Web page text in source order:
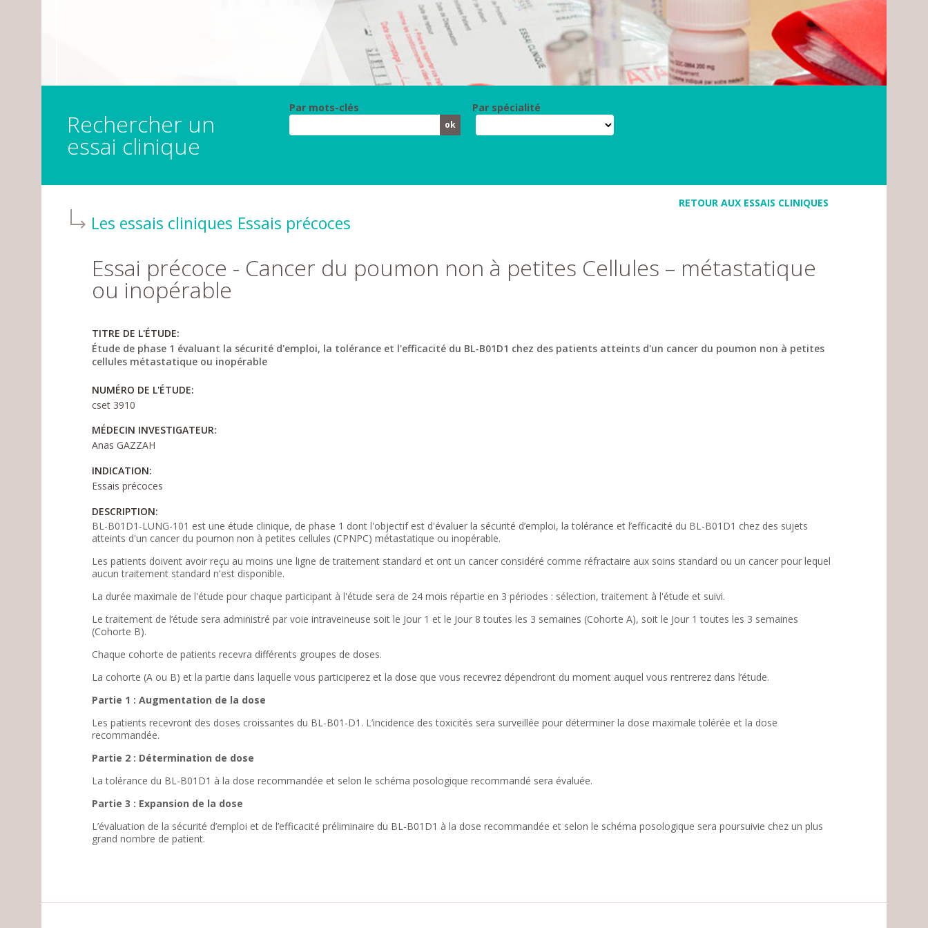
Rechercher un
essai clinique
Par mots-clés Par spécialité
Les essais cliniques Essais précoces
RETOUR AUX ESSAIS CLINIQUES
Essai précoce - Cancer du poumon non à petites Cellules – métastatique
ou inopérable
TITRE DE L'ÉTUDE:
Étude de phase 1 évaluant la sécurité d'emploi, la tolérance et l'efficacité du BL-B01D1 chez des patients atteints d'un cancer du poumon non à petites
cellules métastatique ou inopérable
NUMÉRO DE L'ÉTUDE:
cset 3910
MÉDECIN INVESTIGATEUR:
Anas GAZZAH
INDICATION:
Essais précoces
DESCRIPTION:
BL-B01D1-LUNG-101 est une étude clinique, de phase 1 dont l'objectif est d'évaluer la sécurité d’emploi, la tolérance et l’efficacité du BL-B01D1 chez des sujets
atteints d'un cancer du poumon non à petites cellules (CPNPC) métastatique ou inopérable.
Les patients doivent avoir reçu au moins une ligne de traitement standard et ont un cancer considéré comme réfractaire aux soins standard ou un cancer pour lequel
aucun traitement standard n'est disponible.
La durée maximale de l'étude pour chaque participant à l'étude sera de 24 mois répartie en 3 périodes : sélection, traitement à l'étude et suivi.
Le traitement de l’étude sera administré par voie intraveineuse soit le Jour 1 et le Jour 8 toutes les 3 semaines (Cohorte A), soit le Jour 1 toutes les 3 semaines
(Cohorte B).
Chaque cohorte de patients recevra différents groupes de doses.
La cohorte (A ou B) et la partie dans laquelle vous participerez et la dose que vous recevrez dépendront du moment auquel vous rentrerez dans l’étude.
Partie 1 : Augmentation de la dose
Les patients recevront des doses croissantes du BL-B01-D1. L’incidence des toxicités sera surveillée pour déterminer la dose maximale tolérée et la dose
recommandée.
Partie 2 : Détermination de dose
La tolérance du BL-B01D1 à la dose recommandée et selon le schéma posologique recommandé sera évaluée.
Partie 3 : Expansion de la dose
L’évaluation de la sécurité d’emploi et de l’efficacité préliminaire du BL-B01D1 à la dose recommandée et selon le schéma posologique sera poursuivie chez un plus
grand nombre de patient.